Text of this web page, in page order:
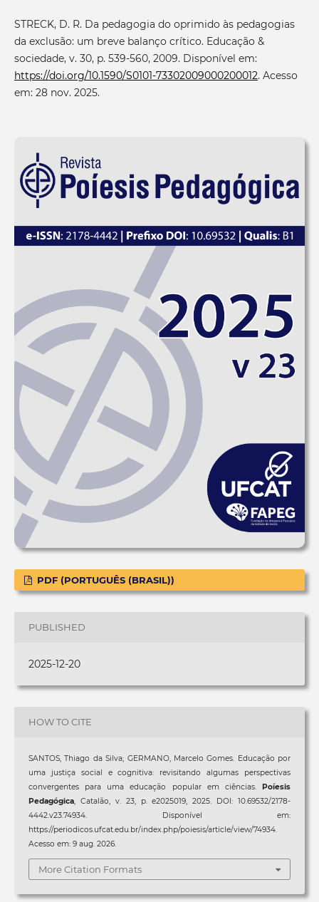
STRECK, D. R. Da pedagogia do oprimido às pedagogias
da exclusão: um breve balanço crítico. Educação &
sociedade, v. 30, p. 539-560, 2009. Disponível em:
https://doi.org/10.1590/S0101-73302009000200012. Acesso
em: 28 nov. 2025.
PDF (PORTUGUÊS (BRASIL))
PUBLISHED
2025-12-20
HOW TO CITE
SANTOS, Thiago da Silva; GERMANO, Marcelo Gomes. Educação por
uma justiça social e cognitiva: revisitando algumas perspectivas
convergentes para uma educação popular em ciências.Poíesis
Pedagógica, Catalão, v. 23, p. e2025019, 2025. DOI: 10.69532/2178-
4442.v23.74934. Disponível em:
https://periodicos.ufcat.edu.br/index.php/poiesis/article/view/74934.
Acesso em: 9 aug. 2026.
More Citation Formats